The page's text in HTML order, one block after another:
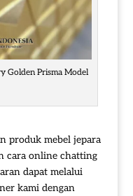
Golden Prisma Model
produk mebel jepara
cara online chatting
dapat melalui
kami dengan